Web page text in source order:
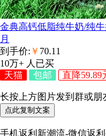
金典高钙低脂纯牛奶/纯
月
到手价: ￥ 70.11
10万+ 人已买
天猫
包邮 直降59.89
长按上方图片发到群或朋
点此复制文案
手机返利新潮流-微信返